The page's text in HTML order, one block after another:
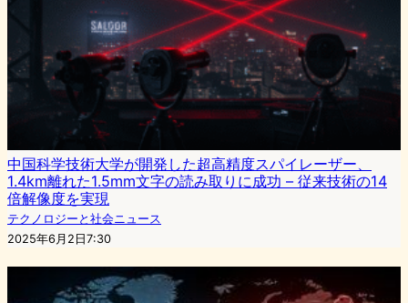
中国科学技術大学が開発した超高精度スパイレーザー、
1.4km離れた1.5mm文字の読み取りに成功 – 従来技術の14
倍解像度を実現
テクノロジーと社会ニュース
2025年6月2日7:30